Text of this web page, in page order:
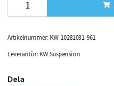
Artikelnummer: KW-10281031-961
Leverantör: KW Suspension
Dela